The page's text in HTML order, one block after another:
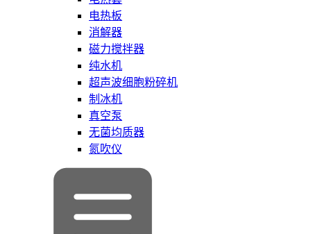
电热板
消解器
磁力搅拌器
纯水机
超声波细胞粉碎机
制冰机
真空泵
无菌均质器
氮吹仪